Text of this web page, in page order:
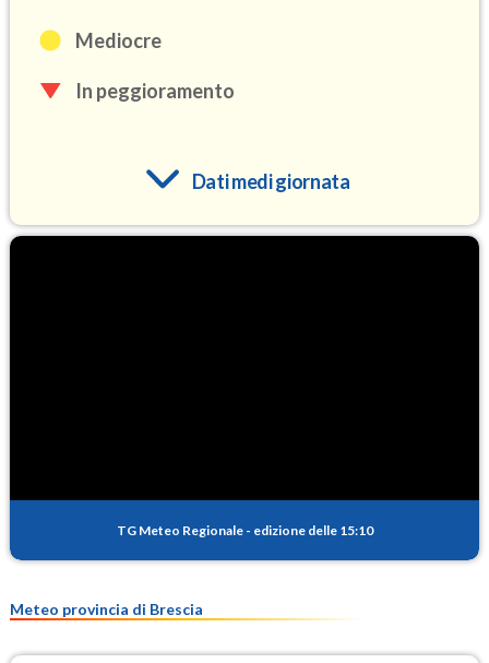
Mediocre
In peggioramento
Dati medi giornata
PM25
TG Meteo Regionale - edizione delle 15:10
Meteo provincia di Brescia